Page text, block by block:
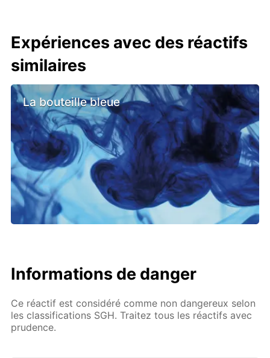
Expériences avec des réactifs
similaires
La bouteille bleue
Informations de danger
Ce réactif est considéré comme non dangereux selon
les classifications SGH. Traitez tous les réactifs avec
prudence.